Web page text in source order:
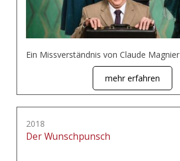
Ein Missverständnis von Claude Magnier
mehr erfahren
2018
Der Wunschpunsch